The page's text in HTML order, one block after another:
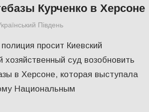
Курченко в Херсоне
Південь
просит Киевский
хозяйственный суд возобновить
в Херсоне, которая выступала
Национальным